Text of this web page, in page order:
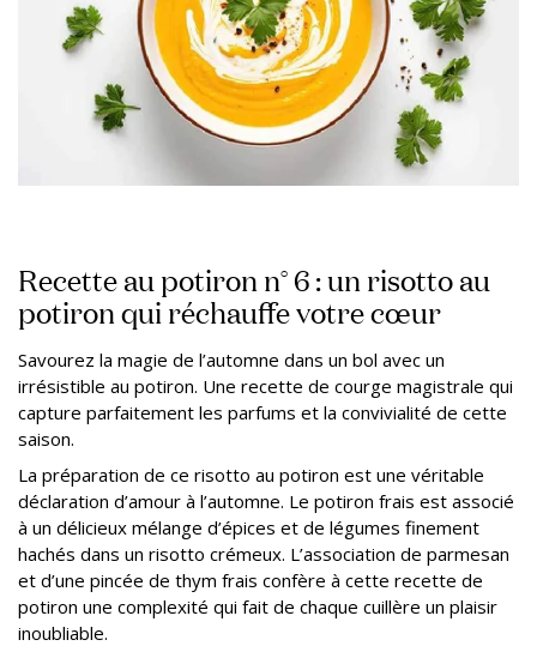
Recette au potiron n° 6 : un risotto au
potiron qui réchauffe votre cœur
Savourez la magie de l’automne dans un bol avec un
irrésistible au potiron. Une recette de courge magistrale qui
capture parfaitement les parfums et la convivialité de cette
saison.
La préparation de ce risotto au potiron est une véritable
déclaration d’amour à l’automne. Le potiron frais est associé
à un délicieux mélange d’épices et de légumes finement
hachés dans un risotto crémeux. L’association de parmesan
et d’une pincée de thym frais confère à cette recette de
potiron une complexité qui fait de chaque cuillère un plaisir
inoubliable.